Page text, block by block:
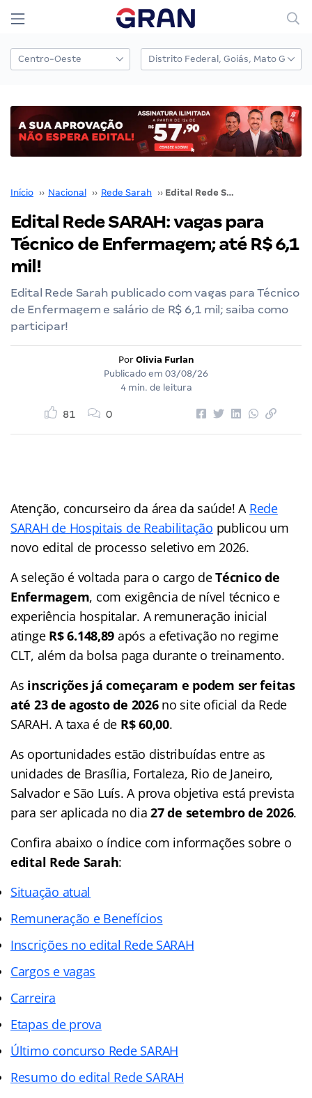
Início ›› Nacional ›› Rede Sarah ›› Edital Rede SARAH: vagas para Técnico de Enfermagem; até R$ 6,1 mil!
Edital Rede SARAH: vagas para
Técnico de Enfermagem; até R$ 6,1
mil!
Edital Rede Sarah publicado com vagas para Técnico
de Enfermagem e salário de R$ 6,1 mil; saiba como
participar!
Por Olivia Furlan
Publicado em 03/08/26
4 min. de leitura
81 0
Atenção, concurseiro da área da saúde! A Rede
SARAH de Hospitais de Reabilitação publicou um
novo edital de processo seletivo em 2026.
A seleção é voltada para o cargo deTécnico de
Enfermagem, com exigência de nível técnico e
experiência hospitalar. A remuneração inicial
atinge R$ 6.148,89 após a efetivação no regime
CLT, além da bolsa paga durante o treinamento.
As inscrições já começaram e podem ser feitas
até 23 de agosto de 2026no site oficial da Rede
SARAH. A taxa é de R$ 60,00.
As oportunidades estão distribuídas entre as
unidades de Brasília, Fortaleza, Rio de Janeiro,
Salvador e São Luís. A prova objetiva está prevista
para ser aplicada no dia27 de setembro de 2026.
Confira abaixo o índicecom informações sobre o
edital Rede Sarah:
Situação atual
Remuneração e Benefícios
Inscrições no edital Rede SARAH
Cargos e vagas
Carreira
Etapas de prova
Último concurso Rede SARAH
Resumo do edital Rede SARAH